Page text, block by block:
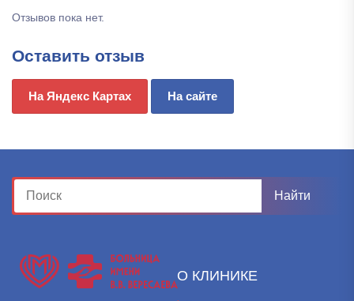
Отзывов пока нет.
Оставить отзыв
На Яндекс Картах На сайте
О КЛИНИКЕ